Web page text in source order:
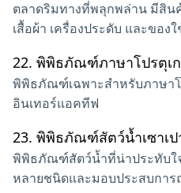
ตลาดริมทางที่พลุกพล่าน มีสิน
เสื้อผ้า เครื่องประดับ และของ
22. พิพิธภัณฑ์ภาษาโปรตุเ
พิพิธภัณฑ์เฉพาะสำหรับภาษา
อินเทอร์แอคทีฟ
23. พิพิธภัณฑ์สัตว์น้ำเซาเป
พิพิธภัณฑ์สัตว์น้ำที่น่าประทับใ
หลายชนิดและมอบประสบกา